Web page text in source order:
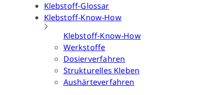
Klebstoff-Glossar
Klebstoff-Know-How
Klebstoff-Know-How
Werkstoffe
Dosierverfahren
Strukturelles Kleben
Aushärteverfahren